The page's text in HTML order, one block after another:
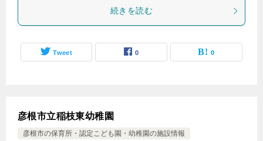
続きを読む
Tweet 0 0
彦根市立稲枝東幼稚園
彦根市の保育所・認定こども園・幼稚園の施設情報